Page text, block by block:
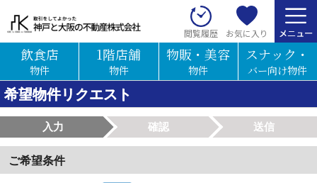
閲覧履歴 お気に入り
飲食店
物件
1階店舗
物件
物販・美容
物件
スナック・
バー向け物件
希望物件リクエスト
入力 確認 送信
ご希望条件